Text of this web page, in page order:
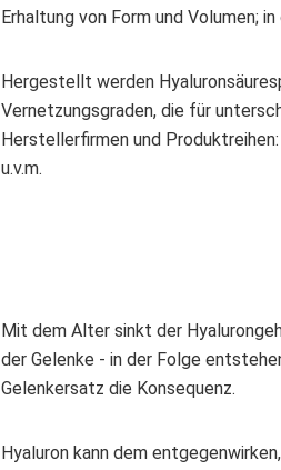
Erhaltung von Form und Volumen;
Hergestellt werden
Vernetzungsgraden, die für
Herstellerfirmen und
u.v.m.
Mit dem Alter sinkt der
der Gelenke - in der Folge
Gelenkersatz die Konsequenz.
Hyaluron kann dem